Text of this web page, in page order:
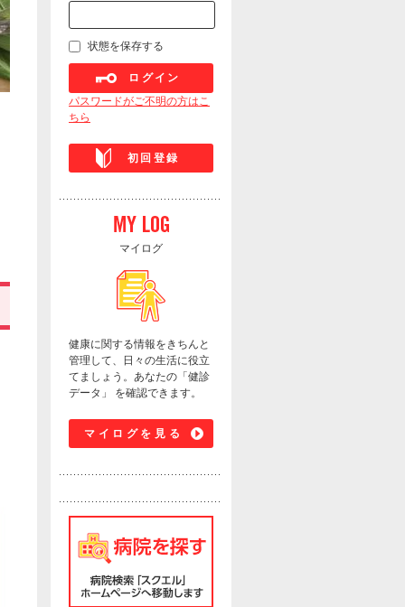
状態を保存する
ログイン
パスワードがご不明の方はこ
ちら
初回登録
マイログ
健康に関する情報をきちんと
管理して、日々の生活に役立
てましょう。あなたの「健診
データ」 を確認できます。
マイログを見る